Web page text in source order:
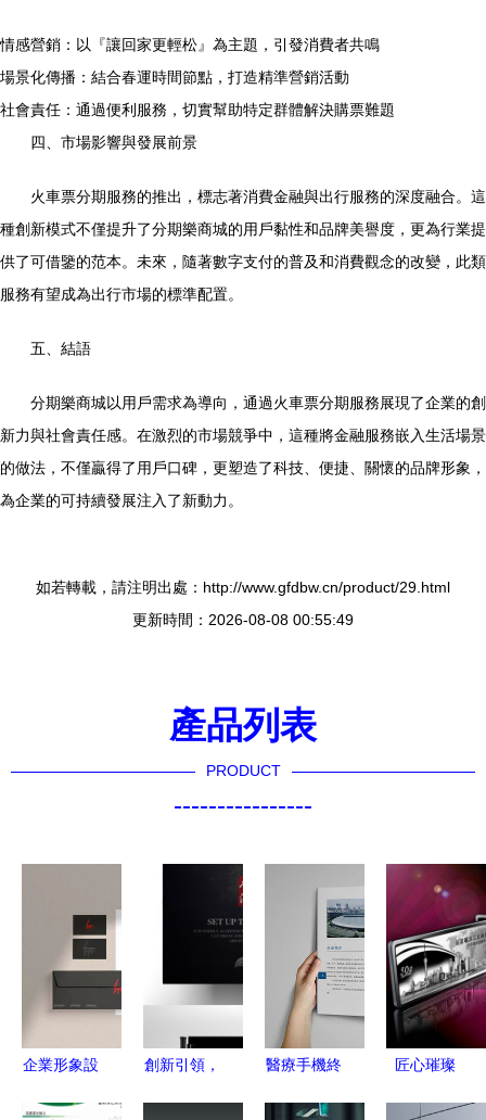
情感營銷：以『讓回家更輕松』為主題，引發消費者共鳴
場景化傳播：結合春運時間節點，打造精準營銷活動
社會責任：通過便利服務，切實幫助特定群體解決購票難題
四、市場影響與發展前景
火車票分期服務的推出，標志著消費金融與出行服務的深度融合。這
種創新模式不僅提升了分期樂商城的用戶黏性和品牌美譽度，更為行業提
供了可借鑒的范本。未來，隨著數字支付的普及和消費觀念的改變，此類
服務有望成為出行市場的標準配置。
五、結語
分期樂商城以用戶需求為導向，通過火車票分期服務展現了企業的創
新力與社會責任感。在激烈的市場競爭中，這種將金融服務嵌入生活場景
的做法，不僅贏得了用戶口碑，更塑造了科技、便捷、關懷的品牌形象，
為企業的可持續發展注入了新動力。
如若轉載，請注明出處：http://www.gfdbw.cn/product/29.html
更新時間：2026-08-08 00:55:49
產品列表
PRODUCT
----------------
企業形象設
創新引領，
醫療手機終
匠心璀璨